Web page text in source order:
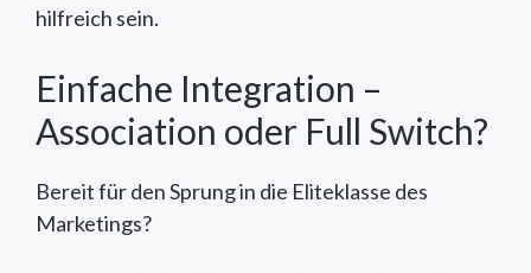
hilfreich sein.
Einfache Integration –
Association oder Full Switch?
Bereit für den Sprung in die Eliteklasse des
Marketings?